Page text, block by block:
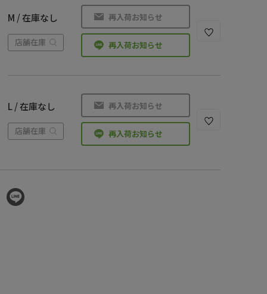
M / 在庫なし
店舗在庫
再入荷お知らせ
再入荷お知らせ
L / 在庫なし
店舗在庫
再入荷お知らせ
再入荷お知らせ